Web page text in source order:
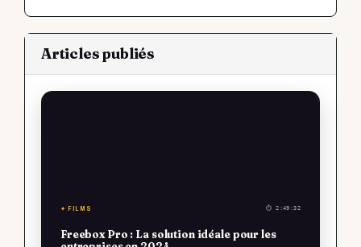
Articles publiés
✦ FILMS ⏱ 2:49:32
Freebox Pro : La solution idéale pour les